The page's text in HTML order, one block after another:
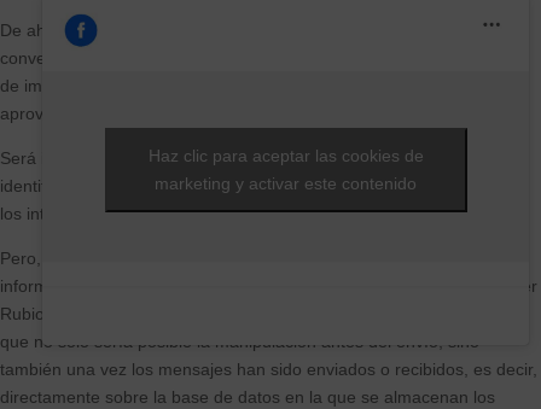
De ahí que la impugnación de la autenticidad de cualquiera de esas
conversaciones, cuando son aportadas a la causa mediante archivos
de impresión, desplaza la carga de la prueba hacia quien pretende
aprovechar su idoneidad probatoria.
Será indispensable en tal caso la práctica de una prueba pericial que
identifique el verdadero origen de esa comunicación, la identidad de
los interlocutores y, en fin, la integridad de su contenido.»
Pero, la cosa no queda ahí, recientemente el ingeniero y perito
informático del Colegio de Ingenieros en Informática de Madrid, Javier
Rubio, ha demostrado que esta prueba podría carecer de validez, ya
que no sólo sería posible la manipulación antes del envío, sino
también una vez los mensajes han sido enviados o recibidos, es decir,
directamente sobre la base de datos en la que se almacenan los
Haz clic para aceptar las cookies de
marketing y activar este contenido